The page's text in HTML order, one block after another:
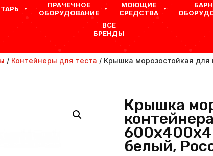
ПРАЧЕЧНОЕ
ОБОРУДОВАНИЕ
МОЮЩИЕ
СРЕДСТВА
ВСЕ
БРЕНДЫ
/ Контейнеры для теста / Крышка морозостойкая для
Крышка
белый,